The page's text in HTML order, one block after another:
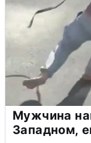
Мужчина
Западном,